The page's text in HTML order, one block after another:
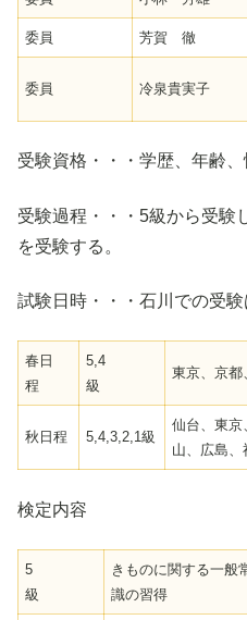
委員 芳賀 徹
委員 冷泉貴実子
受験資格・・・学歴、年齢、
受験過程・・・5級から受験
を受験する。
試験日時・・・石川での受験
春日
程
5,4
級
東京、京都
秋日程 5,4,3,2,1級
仙台、東京
山、広島
検定内容
5
級
きものに関する一般
識の習得